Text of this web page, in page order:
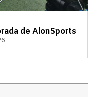
de AlonSports